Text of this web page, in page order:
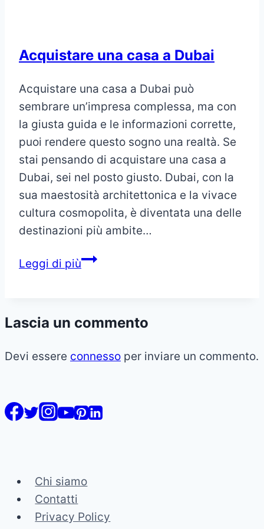
Acquistare una casa a Dubai
Acquistare una casa a Dubai può
sembrare un’impresa complessa, ma con
la giusta guida e le informazioni corrette,
puoi rendere questo sogno una realtà. Se
stai pensando di acquistare una casa a
Dubai, sei nel posto giusto. Dubai, con la
sua maestosità architettonica e la vivace
cultura cosmopolita, è diventata una delle
destinazioni più ambite…
Leggi di piùAcquistare
Dubai
Lascia un commento
Devi essere connesso per inviare un commento.
Chi siamo
Contatti
Privacy Policy